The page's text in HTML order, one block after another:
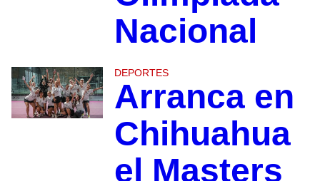
Nacional
DEPORTES
Arranca en
Chihuahua
el Masters